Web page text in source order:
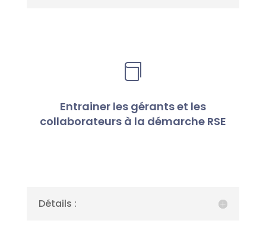

Entrainer les gérants et les
collaborateurs à la démarche RSE
Détails :